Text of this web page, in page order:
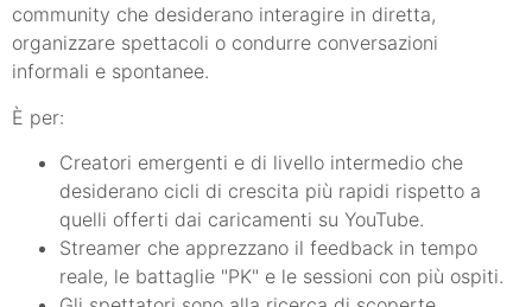
community che desiderano interagire in diretta,
organizzare spettacoli o condurre conversazioni
informali e spontanee.
È per:
Creatori emergenti e di livello intermedio che
desiderano cicli di crescita più rapidi rispetto a
quelli offerti dai caricamenti su YouTube.
Streamer che apprezzano il feedback in tempo
reale, le battaglie "PK" e le sessioni con più ospiti.